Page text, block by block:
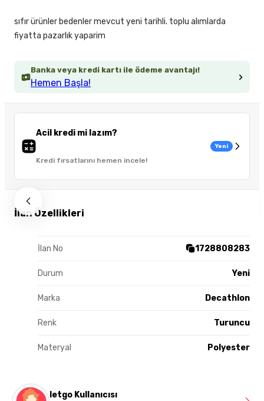
Banka veya kredi kartı ile ödeme avantajı!
Hemen Başla!
Acil kredi mi lazım?
Kredi fırsatlarını hemen incele!
Yeni
İlan Özellikleri
İlan No 1728808283
Durum Yeni
Marka Decathlon
Renk Turuncu
Materyal Polyester
sıfır ürünler bedenler mevcut yeni tarihli. toplu alımlarda
fiyatta pazarlık yaparim
letgo Kullanıcısı